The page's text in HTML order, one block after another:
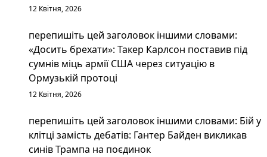
12 Квітня, 2026
перепишіть цей заголовок іншими словами:
«Досить брехати»: Такер Карлсон поставив під
сумнів міць армії США через ситуацію в
Ормузькій протоці
12 Квітня, 2026
перепишіть цей заголовок іншими словами: Бій у
клітці замість дебатів: Гантер Байден викликав
синів Трампа на поєдинок